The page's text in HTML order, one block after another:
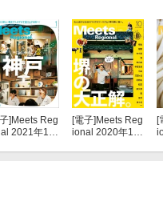
] Meets Reg
2021年1月
[電子] Meets Reg
ional 2020年10
[